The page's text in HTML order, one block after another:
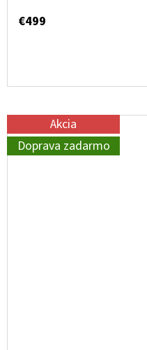
€499
Akcia
Doprava zadarmo